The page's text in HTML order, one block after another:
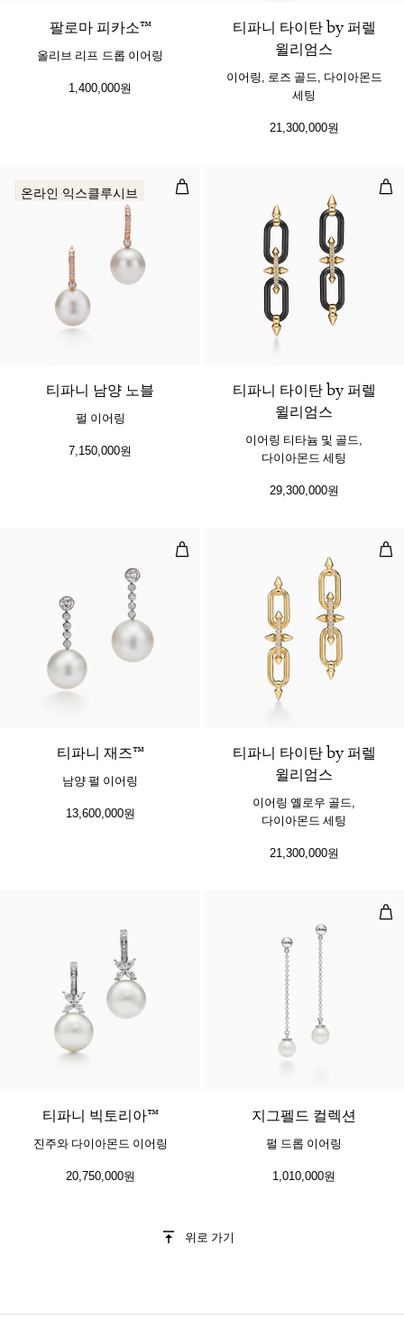
팔로마 피카소™
올리브 리프 드롭 이어링
1,400,000원
티파니 타이탄 by 퍼렐
윌리엄스
이어링, 로즈 골드, 다이아몬드
세팅
21,300,000원
펄 이어링
온라인 익스클루시브
티파니 남양 노블
펄 이어링
7,150,000원
이
티파니 타이탄 by 퍼렐
윌리엄스
이어링 티타늄 및 골드,
다이아몬드 세팅
29,300,000원
남양 펄 이어링
티파니 재즈™
남양 펄 이어링
13,600,000원
이
티파니 타이탄 by 퍼렐
윌리엄스
이어링 옐로우 골드,
다이아몬드 세팅
21,300,000원
티파니 빅토리아™
진주와 다이아몬드 이어링
20,750,000원
펄
지그펠드 컬렉션
펄 드롭 이어링
1,010,000원
위로 가기